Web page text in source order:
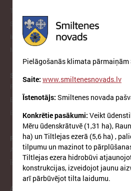
Pielāgošanās klimata pārmaiņām
Saite: www.smiltenesnovads.lv
Īstenotājs: Smiltenes novada
Konkrētie pasākumi: Veikt
Mēru ūdenskrātuvē (1,31 ha),
ha) un Tiltlejas ezerā (5,6 ha) ,
tilpumu un mazinot to
Tiltlejas ezera hidrobūvi
konstrukcijas, izveidojot jaunu
arī pārbūvējot tilta laidumu.
Sporta jautājumu apakškomiteja
Informātikas jautājumu apakškomiteja
STARPTAUTISKĀ SADARBĪBA
Eiropas Reģionu Komiteja
EP Vietējo un reģionālo pašvaldību kongress
PROJEKTI
Aktīvie projekti
Īstenotie projekti